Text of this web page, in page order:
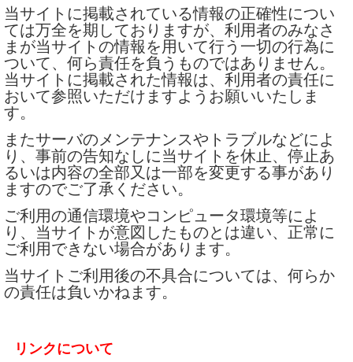
当サイトに掲載されている情報の正確性につい
ては万全を期しておりますが、利用者のみなさ
まが当サイトの情報を用いて行う一切の行為に
ついて、何ら責任を負うものではありません。
当サイトに掲載された情報は、利用者の責任に
おいて参照いただけますようお願いいたしま
す。
またサーバのメンテナンスやトラブルなどによ
り、事前の告知なしに当サイトを休止、停止あ
るいは内容の全部又は一部を変更する事があり
ますのでご了承ください。
ご利用の通信環境やコンピュータ環境等によ
り、当サイトが意図したものとは違い、正常に
ご利用できない場合があります。
当サイトご利用後の不具合については、何らか
の責任は負いかねます。
リンクについて